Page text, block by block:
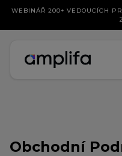
WEBINÁŘ 200+ VEDOUCÍCH
Obchodní